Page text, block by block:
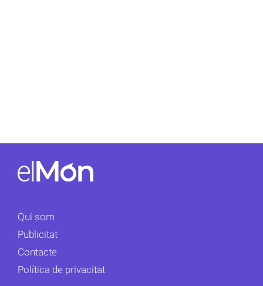
Qui som
Publicitat
Contacte
Política de privacitat